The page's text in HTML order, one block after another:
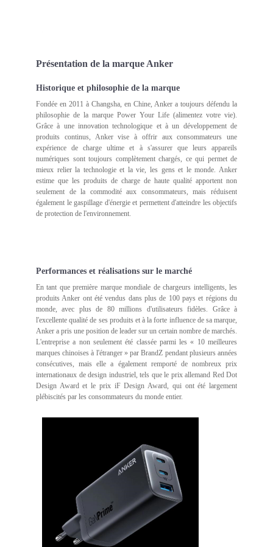
Présentation de la marque Anker
Historique et philosophie de la marque
Fondée en 2011 à Changsha, en Chine, Anker a toujours défendu la
philosophie de la marque Power Your Life (alimentez votre vie).
Grâce à une innovation technologique et à un développement de
produits continus, Anker vise à offrir aux consommateurs une
expérience de charge ultime et à s'assurer que leurs appareils
numériques sont toujours complètement chargés, ce qui permet de
mieux relier la technologie et la vie, les gens et le monde. Anker
estime que les produits de charge de haute qualité apportent non
seulement de la commodité aux consommateurs, mais réduisent
également le gaspillage d'énergie et permettent d'atteindre les objectifs
de protection de l'environnement.
Performances et réalisations sur le marché
En tant que première marque mondiale de chargeurs intelligents, les
produits Anker ont été vendus dans plus de 100 pays et régions du
monde, avec plus de 80 millions d'utilisateurs fidèles. Grâce à
l'excellente qualité de ses produits et à la forte influence de sa marque,
Anker a pris une position de leader sur un certain nombre de marchés.
L'entreprise a non seulement été classée parmi les « 10 meilleures
marques chinoises à l'étranger » par BrandZ pendant plusieurs années
consécutives, mais elle a également remporté de nombreux prix
internationaux de design industriel, tels que le prix allemand Red Dot
Design Award et le prix iF Design Award, qui ont été largement
plébiscités par les consommateurs du monde entier.